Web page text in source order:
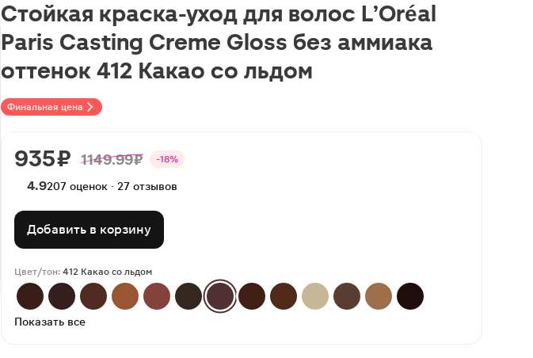
Финальная цена
Стойкая краска-уход для волос L’Oréal
Paris Casting Creme Gloss без аммиака
оттенок 412 Какао со льдом
935 ₽ 1149.99 ₽ -18%
4.9207 оценок · 27 отзывов
Добавить в корзину
Цвет/тон: 412 Какао со льдом
Показать все